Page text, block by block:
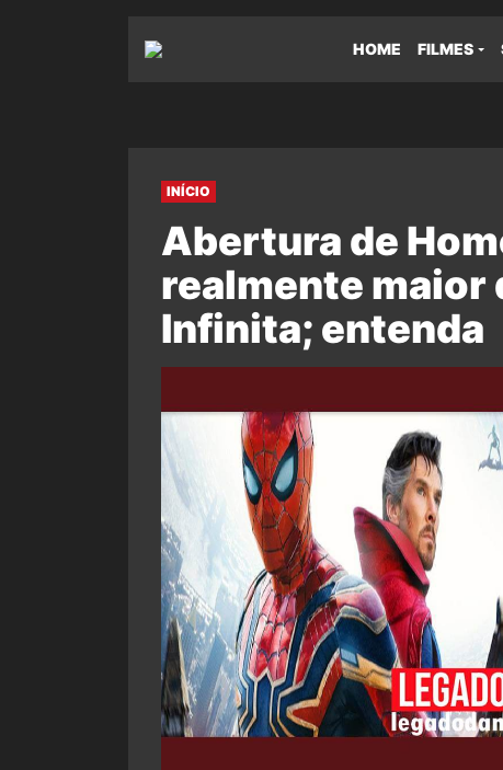
HOME FILMES
INÍCIO
Abertura de
realmente maior
Infinita; entenda